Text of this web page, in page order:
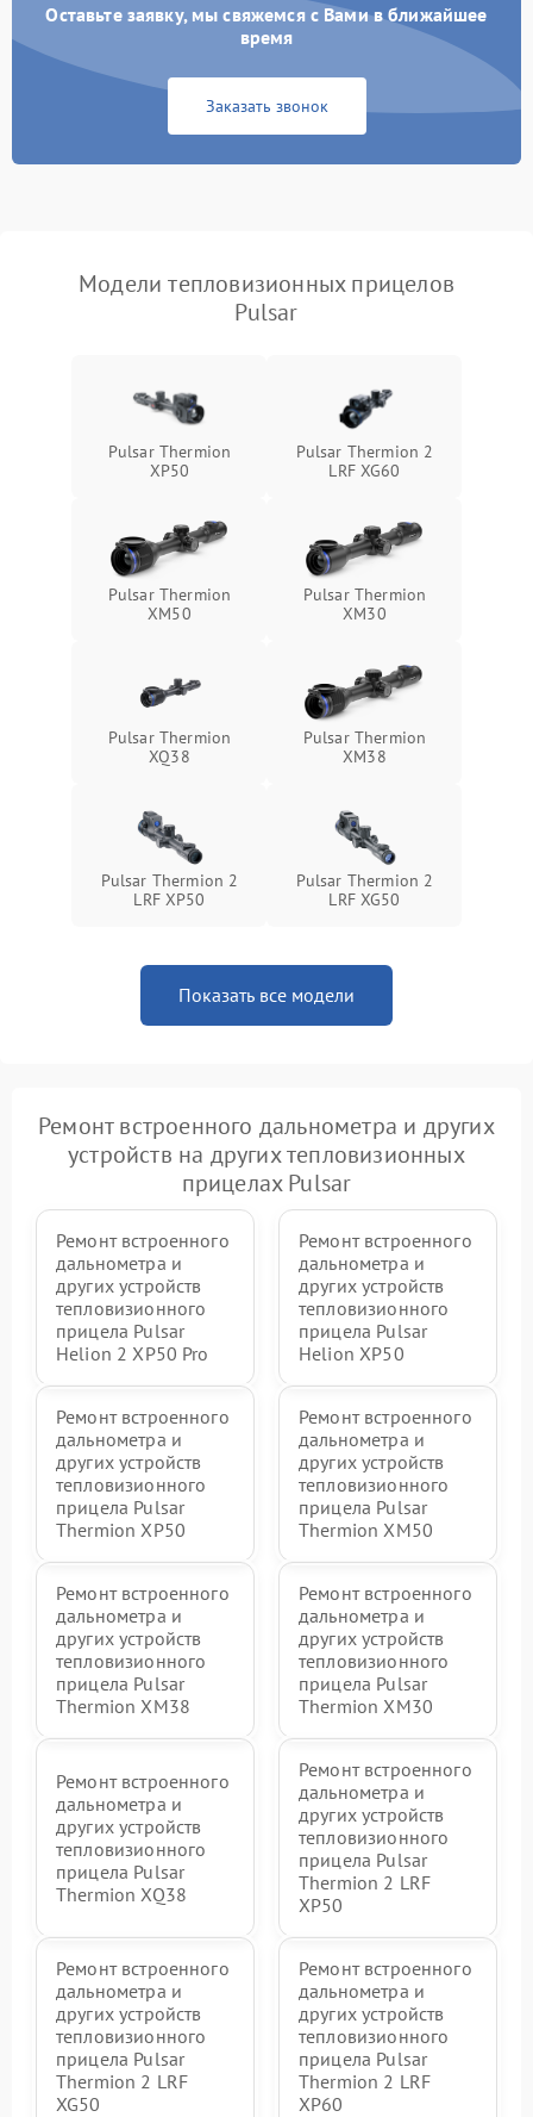
Поломка системы GPS 2000 ₽ Подробнее →
Повреждение системы
защиты от перегрузок
1500 ₽
автоматического
1500 ₽ Подробнее →
Неисправность системы
перенапряжения
защиты от замыкания
Неисправность системы
защиты от перегрева
1500 ₽ Подробнее →
от перенапряжения
Подробнее →
Поломка системы защиты
1500 ₽ Подробнее →
Оставьте заявку, мы свяжемся с Вами в ближайшее
время
Заказать звонок
Модели тепловизионных прицелов
Pulsar
Pulsar Thermion
XP50
Pulsar Thermion 2
LRF XG60
Pulsar Thermion
XM50
Pulsar Thermion
XM30
Pulsar Thermion
XQ38
Pulsar Thermion
XM38
Pulsar Thermion 2
LRF XP50
Pulsar Thermion 2
LRF XG50
Показать все модели
Ремонт встроенного дальнометра и других
устройств на других тепловизионных
прицелах Pulsar
Ремонт встроенного
дальнометра и
других устройств
тепловизионного
прицела Pulsar
Helion 2 XP50 Pro
Ремонт встроенного
дальнометра и
других устройств
тепловизионного
прицела Pulsar
Helion XP50
Ремонт встроенного
дальнометра и
других устройств
тепловизионного
прицела Pulsar
Thermion XP50
Ремонт встроенного
дальнометра и
других устройств
тепловизионного
прицела Pulsar
Thermion XM50
Ремонт встроенного
дальнометра и
других устройств
тепловизионного
прицела Pulsar
Thermion XM38
Ремонт встроенного
дальнометра и
других устройств
тепловизионного
прицела Pulsar
Thermion XM30
Ремонт встроенного
дальнометра и
других устройств
тепловизионного
прицела Pulsar
Thermion XQ38
Ремонт встроенного
дальнометра и
других устройств
тепловизионного
прицела Pulsar
Thermion 2 LRF
XP50
Ремонт встроенного
дальнометра и
других устройств
тепловизионного
прицела Pulsar
Thermion 2 LRF
XG50
Ремонт встроенного
дальнометра и
других устройств
тепловизионного
прицела Pulsar
Thermion 2 LRF
XP60